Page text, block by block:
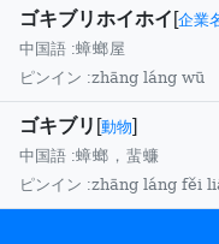
ゴキブリホイホイ [企業
中国語 :蟑螂屋
ピンイン :zhāng láng wū
ゴキブリ [動物]
中国語 :蟑螂，蜚蠊
ピンイン :zhāng láng fěi